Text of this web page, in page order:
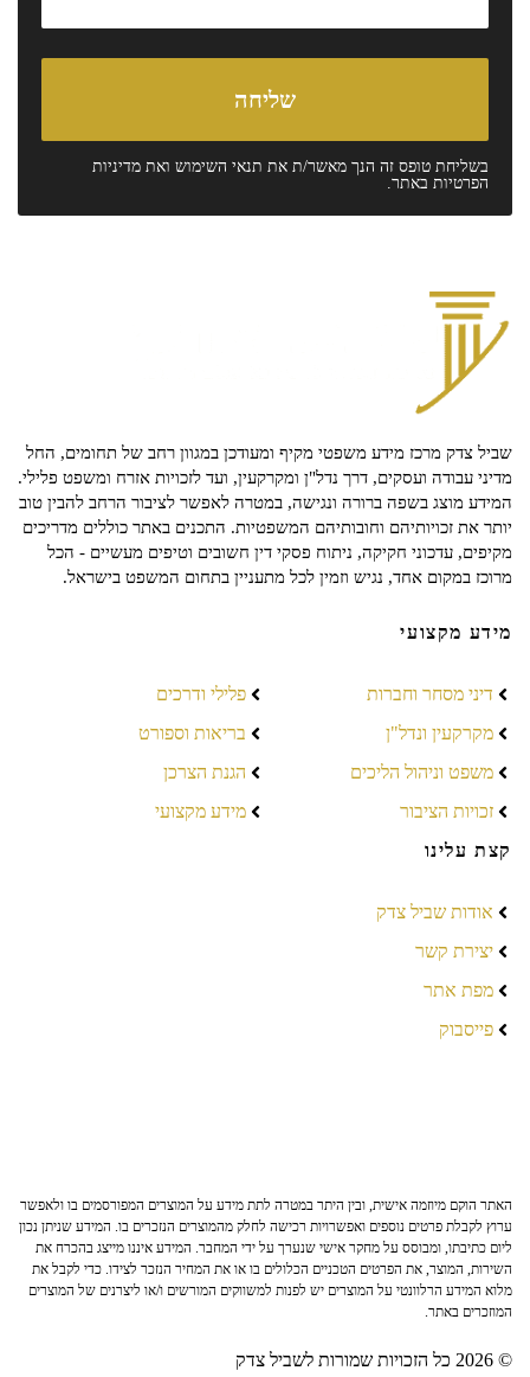
בשליחת טופס זה הנך מאשר/ת את תנאי השימוש ואת מדיניות
הפרטיות באתר.
שביל צדק מרכז מידע משפטי מקיף ומעודכן במגוון רחב של תחומים, החל
מדיני עבודה ועסקים, דרך נדל"ן ומקרקעין, ועד לזכויות אזרח ומשפט פלילי.
המידע מוצג בשפה ברורה ונגישה, במטרה לאפשר לציבור הרחב להבין טוב
יותר את זכויותיהם וחובותיהם המשפטיות. התכנים באתר כוללים מדריכים
מקיפים, עדכוני חקיקה, ניתוח פסקי דין חשובים וטיפים מעשיים - הכל
מרוכז במקום אחד, נגיש וזמין לכל מתעניין בתחום המשפט בישראל.
מידע מקצועי
דיני מסחר וחברות
מקרקעין ונדל"ן
משפט וניהול הליכים
זכויות הציבור
פלילי ודרכים
בריאות וספורט
הגנת הצרכן
מידע מקצועי
קצת עלינו
אודות שביל צדק
יצירת קשר
מפת אתר
פייסבוק
האתר הוקם מיוזמה אישית, ובין היתר במטרה לתת מידע על המוצרים המפורסמים בו ולאפשר
ערוץ לקבלת פרטים נוספים ואפשרויות רכישה לחלק מהמוצרים הנזכרים בו. המידע שניתן נכון
ליום כתיבתו, ומבוסס על מחקר אישי שנערך על ידי המחבר. המידע איננו מייצג בהכרח את
השירות, המוצר, את הפרטים הטכניים הכלולים בו או את המחיר הנזכר לצידו. כדי לקבל את
מלוא המידע הרלוונטי על המוצרים יש לפנות למשווקים המורשים ו/או ליצרנים של המוצרים
המוזכרים באתר.
© 2026 כל הזכויות שמורות לשביל צדק